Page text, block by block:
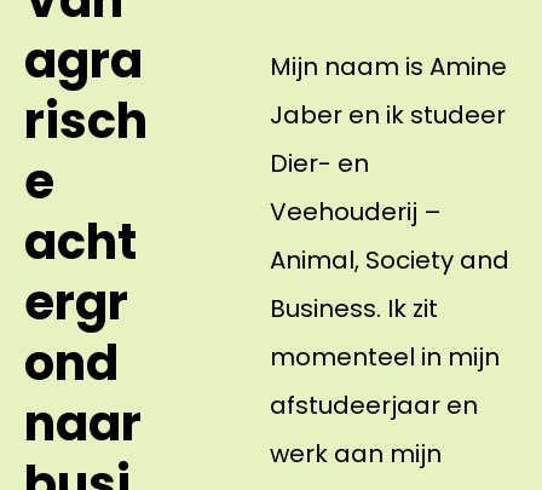
agra
risch
e
acht
ergr
ond
naar
Mijn naam is Amine
Jaber en ik studeer
Dier- en
Veehouderij –
Animal, Society and
Business. Ik zit
momenteel in mijn
afstudeerjaar en
werk aan mijn